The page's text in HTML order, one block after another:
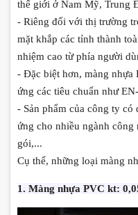
thế giới ở Nam Mỹ, Trung
- Riêng đối với thị trường
mặt khắp các tỉnh thành
nhiệm cao từ phía người
- Đặc biệt hơn, màng nhựa
ứng các tiêu chuẩn như
- Sản phẩm của công ty
ứng cho nhiều ngành
gói,...
Cụ thể, những loại màng
1. Màng nhựa PVC kt: